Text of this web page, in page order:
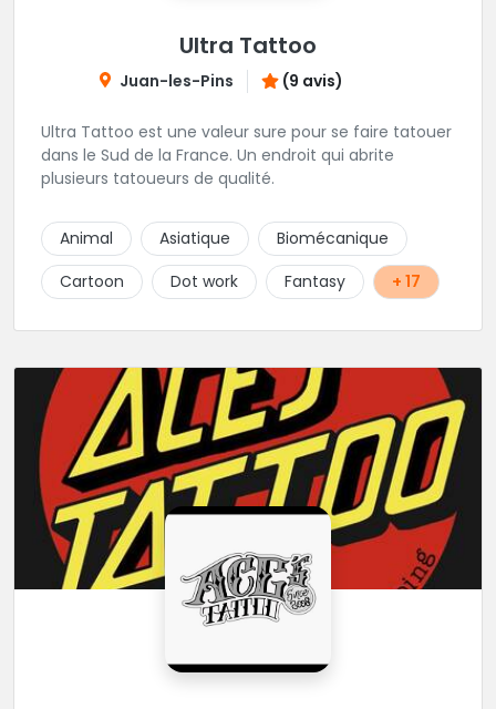
Ultra Tattoo
Juan-les-Pins (9 avis)
Ultra Tattoo est une valeur sure pour se faire tatouer
dans le Sud de la France. Un endroit qui abrite
plusieurs tatoueurs de qualité.
Animal Asiatique
Biomécanique
Cartoon
Dot work Fantasy + 17